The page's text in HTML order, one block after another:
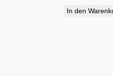
In den